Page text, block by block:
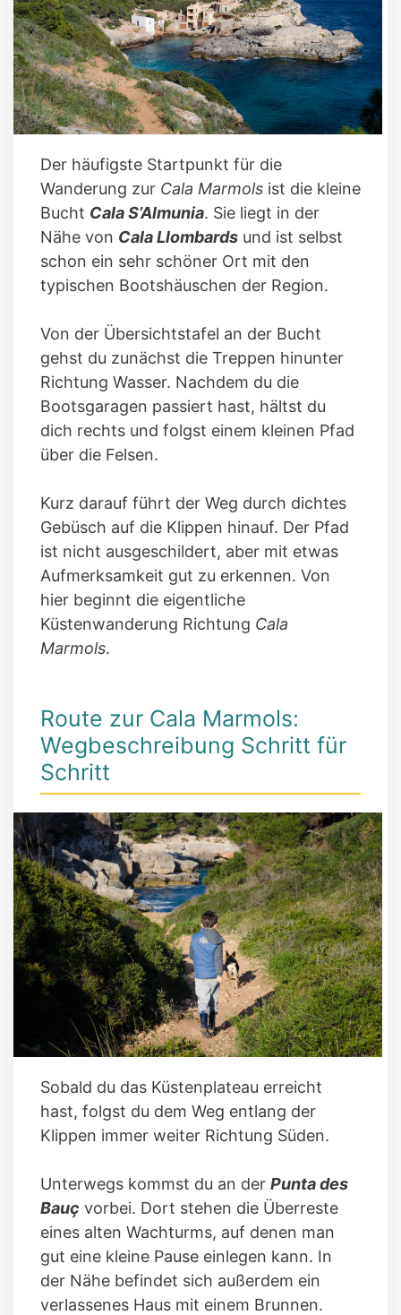
Der häufigste Startpunkt für die
Wanderung zur Cala Marmols ist die kleine
Bucht Cala S’Almunia. Sie liegt in der
Nähe von Cala Llombards und ist selbst
schon ein sehr schöner Ort mit den
typischen Bootshäuschen der Region.
Von der Übersichtstafel an der Bucht
gehst du zunächst die Treppen hinunter
Richtung Wasser. Nachdem du die
Bootsgaragen passiert hast, hältst du
dich rechts und folgst einem kleinen Pfad
über die Felsen.
Kurz darauf führt der Weg durch dichtes
Gebüsch auf die Klippen hinauf. Der Pfad
ist nicht ausgeschildert, aber mit etwas
Aufmerksamkeit gut zu erkennen. Von
hier beginnt die eigentliche
Küstenwanderung Richtung Cala
Marmols.
Route zur Cala Marmols:
Wegbeschreibung Schritt für
Schritt
Sobald du das Küstenplateau erreicht
hast, folgst du dem Weg entlang der
Klippen immer weiter Richtung Süden.
Unterwegs kommst du an der Punta des
Bauç vorbei. Dort stehen die Überreste
eines alten Wachturms, auf denen man
gut eine kleine Pause einlegen kann. In
der Nähe befindet sich außerdem ein
verlassenes Haus mit einem Brunnen.